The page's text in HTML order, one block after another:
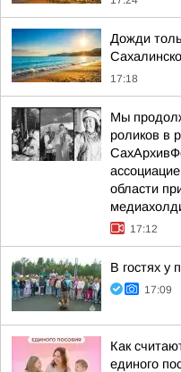
Дожди
17:18
Мы
роликов в
области
17:12
В гостях у
17:09
Как
единого